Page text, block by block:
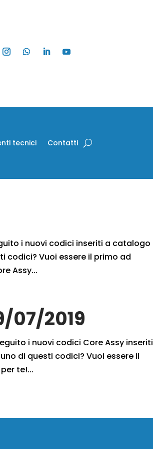
tecnici Contatti
i nuovi codici inseriti a catalogo
codici? Vuoi essere il primo ad
Assy...
07/2019
i nuovi codici Core Assy inseriti
di questi codici? Vuoi essere il
te!...